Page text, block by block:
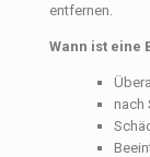
entfernen.
Wann ist eine
nach